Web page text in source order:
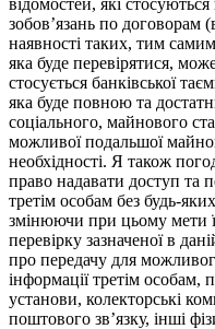
зобов’язань по договорам
наявності таких, тим
яка буде перевірятися,
стосується банківської
яка буде повною та
соціального, майнового
можливої подальшої
необхідності. Я також
право надавати доступ та
третім особам без будь-
змінюючи при цьому мети
перевірку зазначеної в
про передачу для
інформації третім особам,
установи, колекторські
поштового зв’язку, інші